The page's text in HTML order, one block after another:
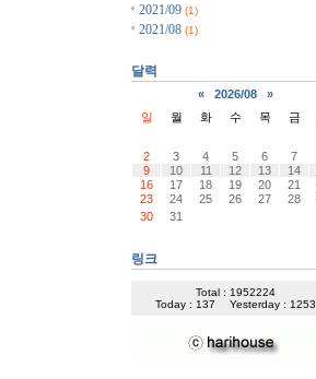
2021/09 (1)
2021/08 (1)
달력
« 2026/08
»
일
월 화 수 목 금
2
3 4 5 6 7
9
10 11 12 13 14
16
17 18 19 20 21
23
24 25 26 27 28
30
31
링크
Total : 1952224
Today : 137
Yesterday : 1253